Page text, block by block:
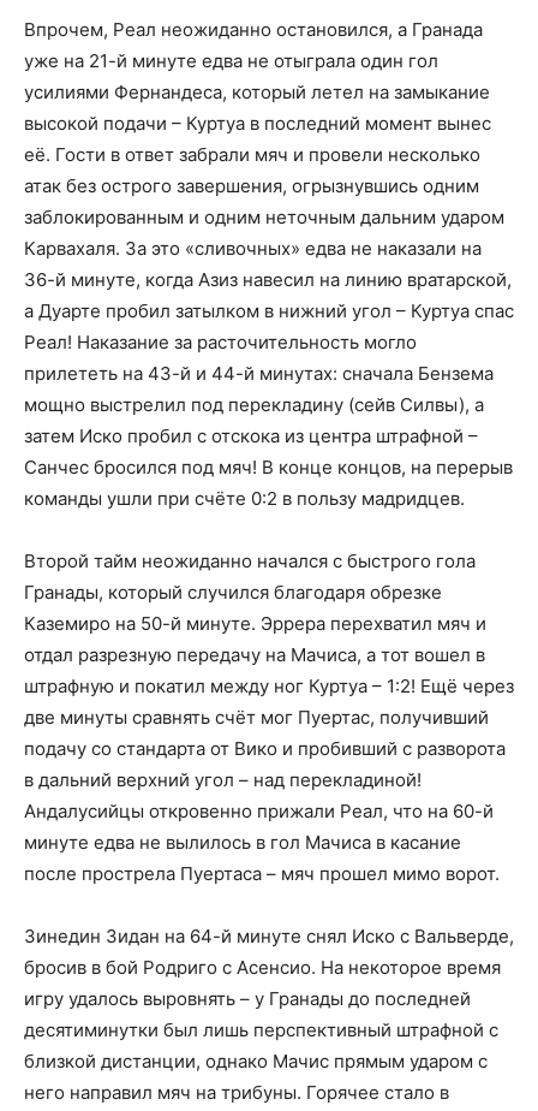
Впрочем, Реал неожиданно остановился, а Гранада
уже на 21-й минуте едва не отыграла один гол
усилиями Фернандеса, который летел на замыкание
высокой подачи – Куртуа в последний момент вынес
её. Гости в ответ забрали мяч и провели несколько
атак без острого завершения, огрызнувшись одним
заблокированным и одним неточным дальним ударом
Карвахаля. За это «сливочных» едва не наказали на
36-й минуте, когда Азиз навесил на линию вратарской,
а Дуарте пробил затылком в нижний угол – Куртуа спас
Реал! Наказание за расточительность могло
прилететь на 43-й и 44-й минутах: сначала Бензема
мощно выстрелил под перекладину (сейв Силвы), а
затем Иско пробил с отскока из центра штрафной –
Санчес бросился под мяч! В конце концов, на перерыв
команды ушли при счёте 0:2 в пользу мадридцев.
Второй тайм неожиданно начался с быстрого гола
Гранады, который случился благодаря обрезке
Каземиро на 50-й минуте. Эррера перехватил мяч и
отдал разрезную передачу на Мачиса, а тот вошел в
штрафную и покатил между ног Куртуа – 1:2! Ещё через
две минуты сравнять счёт мог Пуертас, получивший
подачу со стандарта от Вико и пробивший с разворота
в дальний верхний угол – над перекладиной!
Андалусийцы откровенно прижали Реал, что на 60-й
минуте едва не вылилось в гол Мачиса в касание
после прострела Пуертаса – мяч прошел мимо ворот.
Зинедин Зидан на 64-й минуте снял Иско с Вальверде,
бросив в бой Родриго с Асенсио. На некоторое время
игру удалось выровнять – у Гранады до последней
десятиминутки был лишь перспективный штрафной с
близкой дистанции, однако Мачис прямым ударом с
него направил мяч на трибуны. Горячее стало в